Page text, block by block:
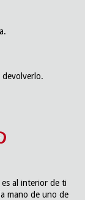
al interior de ti
mano de uno de